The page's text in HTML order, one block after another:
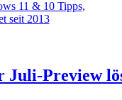
Juli-Preview